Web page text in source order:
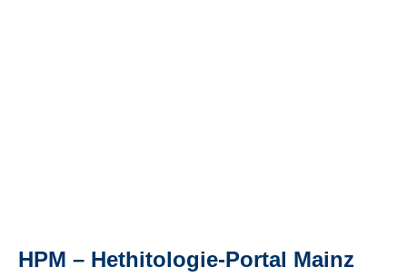
HPM – Hethitologie-Portal Mainz